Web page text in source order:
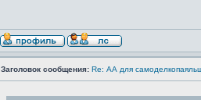
Заголовок сообщения: Re: АА для